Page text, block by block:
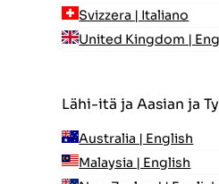
Svizzera | Italiano
United Kingdom |
Lähi-itä ja Aasian ja
Australia | English
Malaysia | English